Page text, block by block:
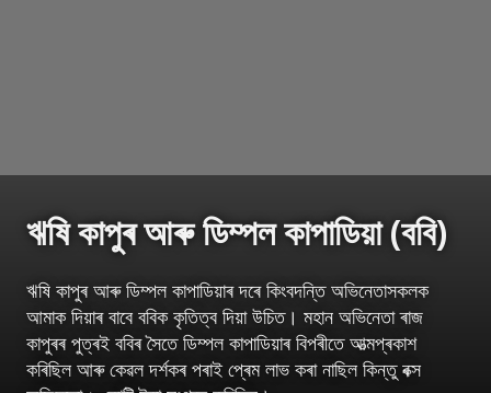
ঋষি কাপুৰ আৰু ডিম্পল কাপাডিয়া (ববি)
ঋষি কাপুৰ আৰু ডিম্পল কাপাডিয়াৰ দৰে কিংবদন্তি অভিনেতাসকলক
আমাক দিয়াৰ বাবে ববিক কৃতিত্ব দিয়া উচিত। মহান অভিনেতা ৰাজ
কাপুৰৰ পুত্ৰই ববিৰ সৈতে ডিম্পল কাপাডিয়াৰ বিপৰীতে আত্মপ্ৰকাশ
কৰিছিল আৰু কেৱল দৰ্শকৰ পৰাই প্ৰেম লাভ কৰা নাছিল কিন্তু বক্স